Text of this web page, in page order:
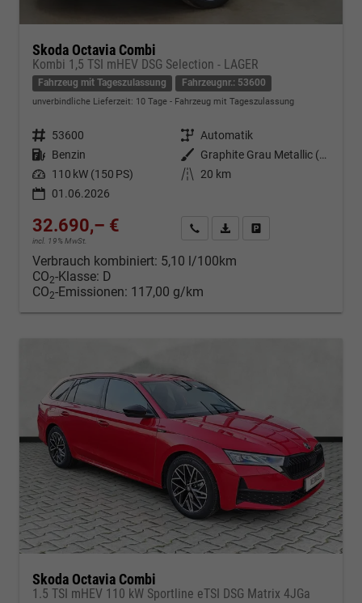
Skoda Octavia Combi
Kombi 1,5 TSI mHEV DSG Selection - LAGER
Fahrzeug mit Tageszulassung Fahrzeugnr.: 53600
unverbindliche Lieferzeit: 10 Tage Fahrzeug mit Tageszulassung
Fahrzeugnr. 53600 Getriebe Automatik
Kraftstoff Benzin Außenfarbe
Graphite Grau Metallic (5X)
Leistung 110 kW (150 PS) Kilometerstand
20 km
01.06.2026
32.690,– €
incl. 19% MwSt.
Kontakt & Angebot anfordern
PDF-Datei, Fahrzeugexposé
Verbrauch kombiniert: 5,10 l/100km
CO2-Klasse: D
CO2-Emissionen: 117,00 g/km
Skoda Octavia Combi
1.5 TSI mHEV 110 kW Sportline eTSI DSG Matrix 4JGa